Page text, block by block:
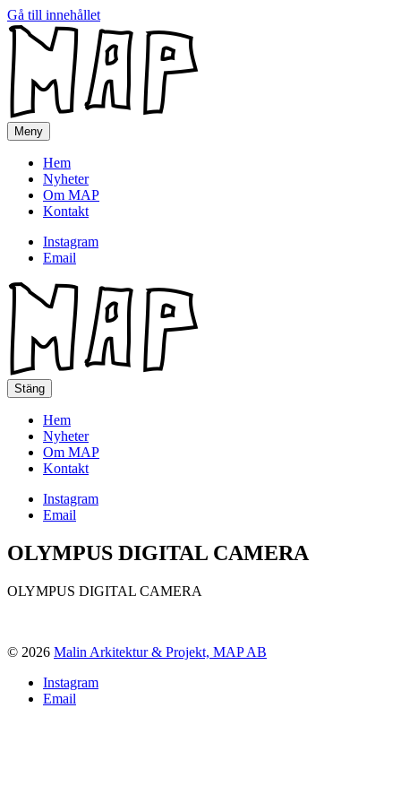
Gå till innehållet
Meny
Hem
Nyheter
Om MAP
Kontakt
Instagram
Email
Stäng
Hem
Nyheter
Om MAP
Kontakt
Instagram
Email
OLYMPUS DIGITAL CAMERA
OLYMPUS DIGITAL CAMERA
© 2026 Malin Arkitektur & Projekt, MAP AB
Instagram
Email